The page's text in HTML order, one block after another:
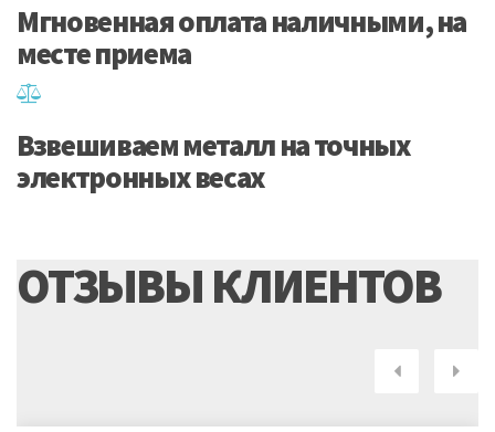
Мгновенная оплата наличными, на
месте приема
Взвешиваем металл на точных
электронных весах
ОТЗЫВЫ КЛИЕНТОВ